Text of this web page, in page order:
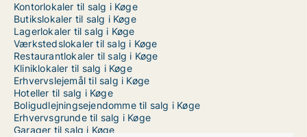
Kontorlokaler til salg i Køge
Butikslokaler til salg i Køge
Lagerlokaler til salg i Køge
Værkstedslokaler til salg i Køge
Restaurantlokaler til salg i Køge
Kliniklokaler til salg i Køge
Erhvervslejemål til salg i Køge
Hoteller til salg i Køge
Boligudlejningsejendomme til salg i Køge
Erhvervsgrunde til salg i Køge
Garager til salg i Køge